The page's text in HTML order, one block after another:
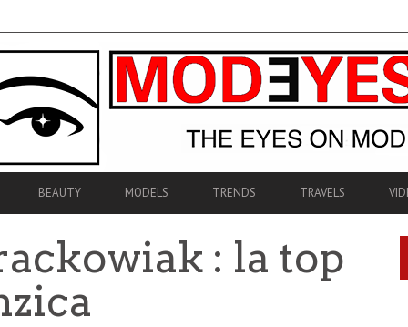
BEAUTY MODELS TRENDS TRAVELS
: la top